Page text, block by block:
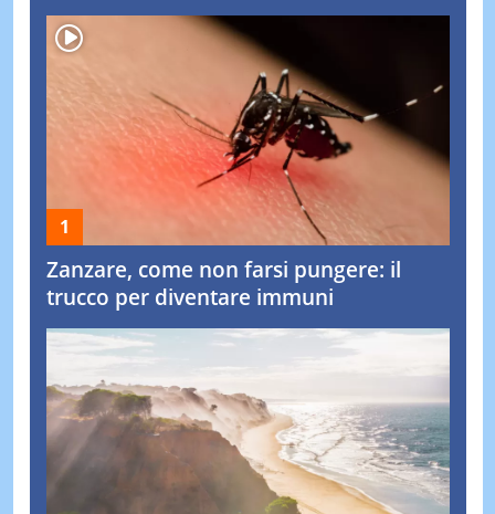
Zanzare, come non farsi pungere: il
trucco per diventare immuni